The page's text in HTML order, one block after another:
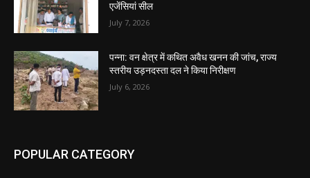
एजेंसियां सील
July 7, 2026
पन्ना: वन क्षेत्र में कथित अवैध खनन की जांच, राज्य
स्तरीय उड़नदस्ता दल ने किया निरीक्षण
July 6, 2026
POPULAR CATEGORY